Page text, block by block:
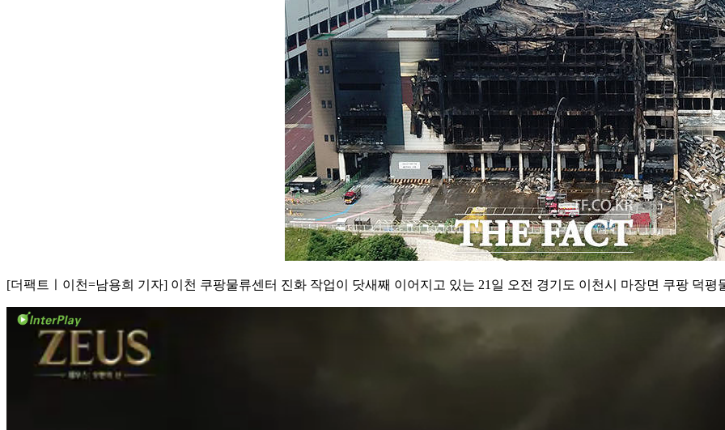
[더팩트ㅣ이천=남용희 기자] 이천 쿠팡물류센터 진화 작업이 닷새째 이어지고 있는 21일 오전 경기도 이천시 마장면 쿠팡 덕